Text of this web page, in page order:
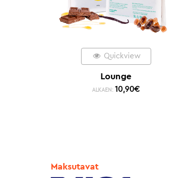
Quickview
Lounge
ALKAEN: 10,90€
Maksutavat